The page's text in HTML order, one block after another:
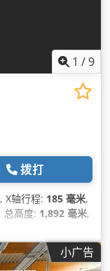
1 /9
拨打
, X轴行程: 185 毫米,
, 总高度: 1,892 毫米,
最大）:1,730 毫米,
小广告